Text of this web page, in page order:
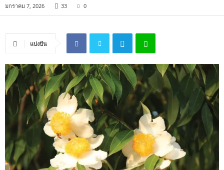
มกราคม 7, 2026 33 0
แบ่งปัน